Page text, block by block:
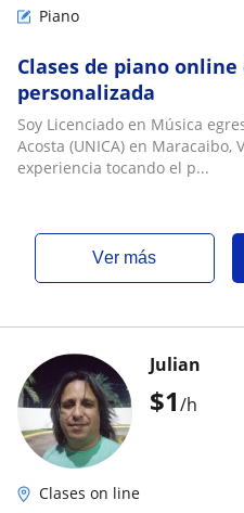
Piano
Clases de piano
personalizada
Soy Licenciado en Música
Acosta (UNICA) en Maracaibo,
experiencia tocando el p...
ver más
$1/h
Julian
Clases on line